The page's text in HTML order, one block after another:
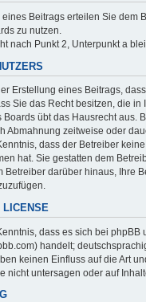
eines Beitrags erteilen Sie dem
zu nutzen.
nach Punkt 2, Unterpunkt a
Erstellung eines Beitrags,
Sie das Recht besitzen, die
Boards übt das Hausrecht
Abmahnung zeitweise oder
dass der Betreiber
hat. Sie gestatten dem
Betreiber darüber hinaus, Ihre
LICENSE
dass es sich bei phpBB
handelt;
keinen Einfluss auf die Art
nicht untersagen oder auf